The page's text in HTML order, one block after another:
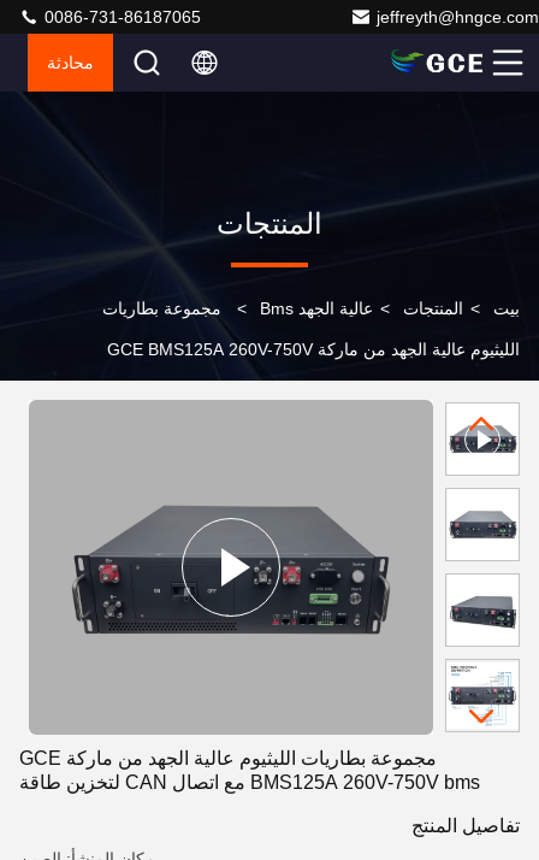
jeffreyth@hngce.com
0086-731-86187065
محادثة
المنتجات
بيت > المنتجات > عالية الجهد Bms > مجموعة بطاريات
الليثيوم عالية الجهد من ماركة GCE BMS125A 260V-750V
مجموعة بطاريات الليثيوم عالية الجهد من ماركة GCE
BMS125A 260V-750V bms مع اتصال CAN لتخزين طاقة
تفاصيل المنتج